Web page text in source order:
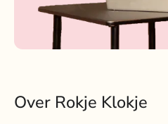
Over Rokje Klokje